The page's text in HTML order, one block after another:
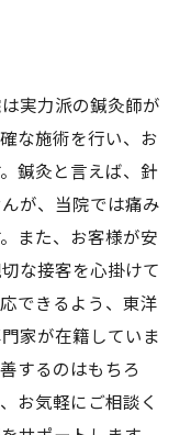
実力派の鍼灸師が
な施術を行い、お
鍼灸と言えば、針
が、当院では痛み
また、お客様が安
な接客を心掛けて
できるよう、東洋
家が在籍していま
するのはもちろ
お気軽にご相談く